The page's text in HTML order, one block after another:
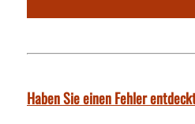
Haben Sie einen Fehler